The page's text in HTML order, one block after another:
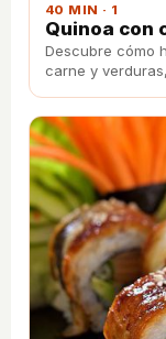
40 MIN · 1
Quinoa con
Descubre cómo
carne y